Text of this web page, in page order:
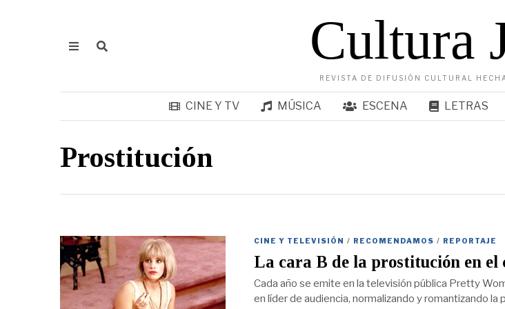
Cultura
REVISTA DE DIFUSIÓN CULTURAL
CINE Y TV MÚSICA ESCENA LETRAS
Prostitución
CINE Y TELEVISIÓN / RECOMENDAMOS / REPORTAJE
La cara B de la prostitución en el
Cada año se emite en la televisión pública Pretty
en líder de audiencia, normalizando y romantizando la